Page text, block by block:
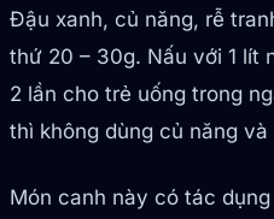
Đậu xanh, củ năng, rễ
thứ 20 – 30g. Nấu với 1 lít
2 lần cho trẻ uống trong
thì không dùng củ năng và
Món canh này có tác